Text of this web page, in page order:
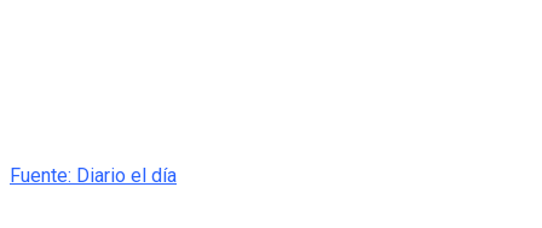
Fuente: Diario el día